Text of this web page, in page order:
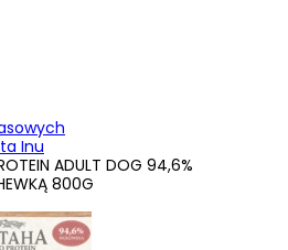
Inu
ADULT DOG 94,6%
800G
działać w zamierzony sposób bez
żadnych danych
osoby.
umożliwiają stronie zapamiętanie
lub funkcjonowanie strony, np.
w którym znajduje się użytkownik.